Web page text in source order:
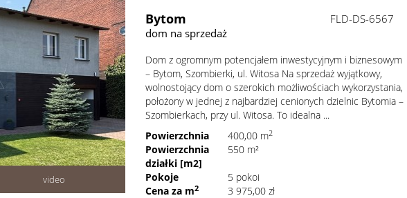
video
Bytom
dom na sprzedaż
FLD-DS-6567
Dom z ogromnym potencjałem inwestycyjnym i biznesowym
– Bytom, Szombierki, ul. Witosa Na sprzedaż wyjątkowy,
wolnostojący dom o szerokich możliwościach wykorzystania,
położony w jednej z najbardziej cenionych dzielnic Bytomia –
Szombierkach, przy ul. Witosa. To idealna ...
Powierzchnia
400,00 m2
Powierzchnia
działki [m2]
550 m²
Pokoje
5 pokoi
Cena za m2 3 975,00 zł